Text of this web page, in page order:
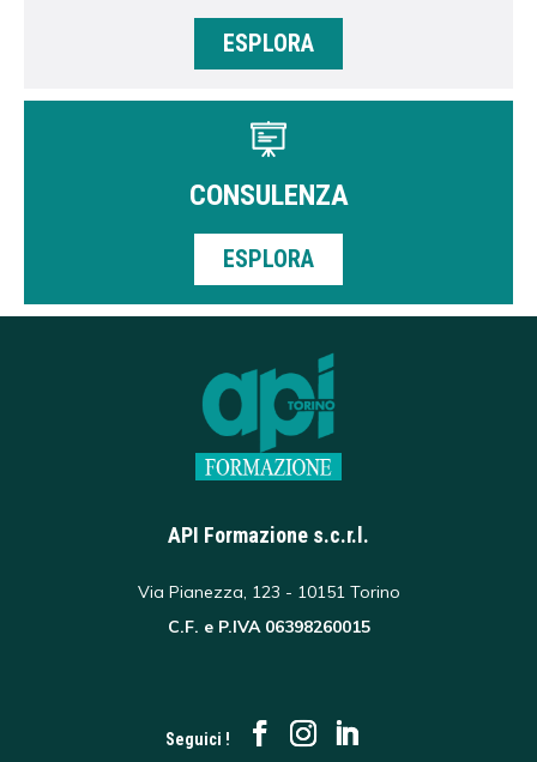
ESPLORA
CONSULENZA
ESPLORA
API Formazione s.c.r.l.
Via Pianezza, 123 - 10151 Torino
C.F. e P.IVA 06398260015
Seguici !